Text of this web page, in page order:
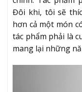
Đôi khi, tôi sẽ
hơn cả một món
tác phẩm phải là
mang lại những